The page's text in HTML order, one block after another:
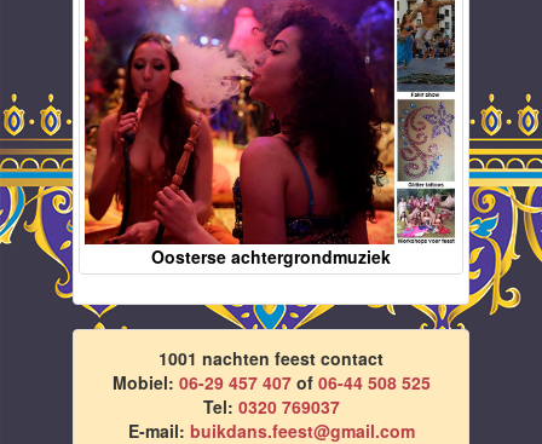
Oosterse achtergrondmuziek
1001 nachten feest contact
Mobiel: 06-29 457 407of 06-44 508 525
Tel: 0320 769037
E-mail: buikdans.feest@gmail.com